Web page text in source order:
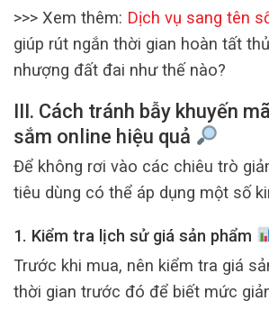
>>> Xem thêm: Dịch vụ sang tên
giúp rút ngắn thời gian hoàn tất
nhượng đất đai như thế nào?
III. Cách tránh bẫy khuyến
sắm online hiệu quả
Để không rơi vào các chiêu trò
tiêu dùng có thể áp dụng một số
1. Kiểm tra lịch sử giá sản phẩm
Trước khi mua, nên kiểm tra giá
thời gian trước đó để biết mức